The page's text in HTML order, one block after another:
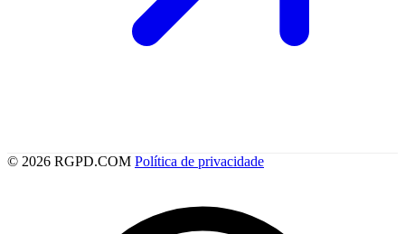
© 2026 RGPD.COM Política de privacidade